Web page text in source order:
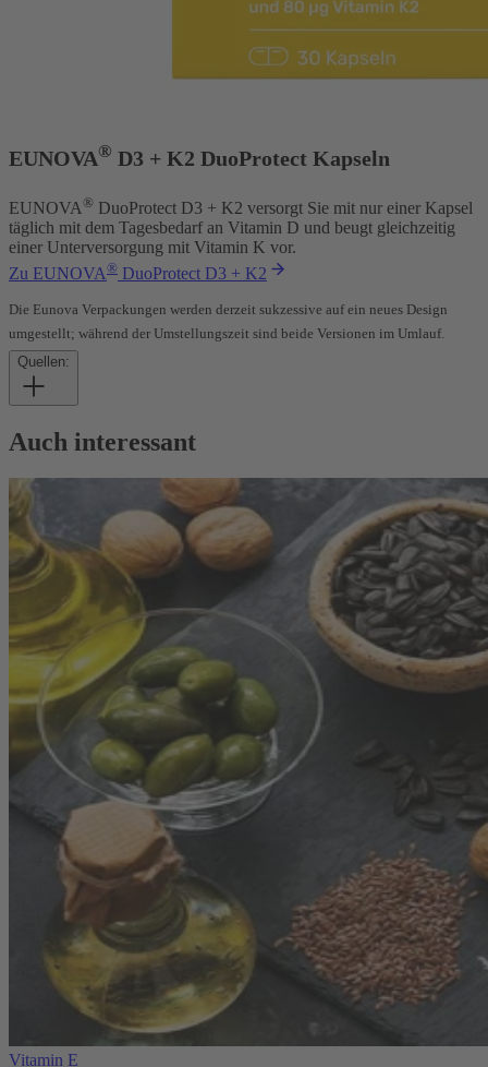
EUNOVA® D3 + K2 DuoProtect Kapseln
EUNOVA® DuoProtect D3 + K2 versorgt Sie mit nur einer Kapsel
täglich mit dem Tagesbedarf an Vitamin D und beugt gleichzeitig
einer Unterversorgung mit Vitamin K vor.
Zu EUNOVA® DuoProtect D3 + K2
Die Eunova Verpackungen werden derzeit sukzessive auf ein neues Design
umgestellt; während der Umstellungszeit sind beide Versionen im Umlauf.
Quellen:
Auch interessant
Vitamin E